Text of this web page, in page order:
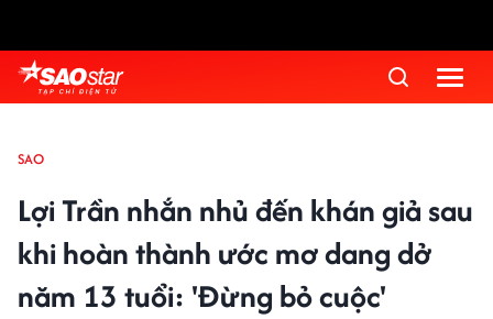
SAO
Lợi Trần nhắn nhủ đến khán giả sau
khi hoàn thành ước mơ dang dở
năm 13 tuổi: 'Đừng bỏ cuộc'